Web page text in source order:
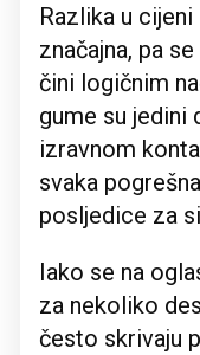
Razlika u
značajna, pa
čini logičnim
gume su jedini
izravnom
svaka
posljedice za
Iako se na
za nekoliko
često skrivaju